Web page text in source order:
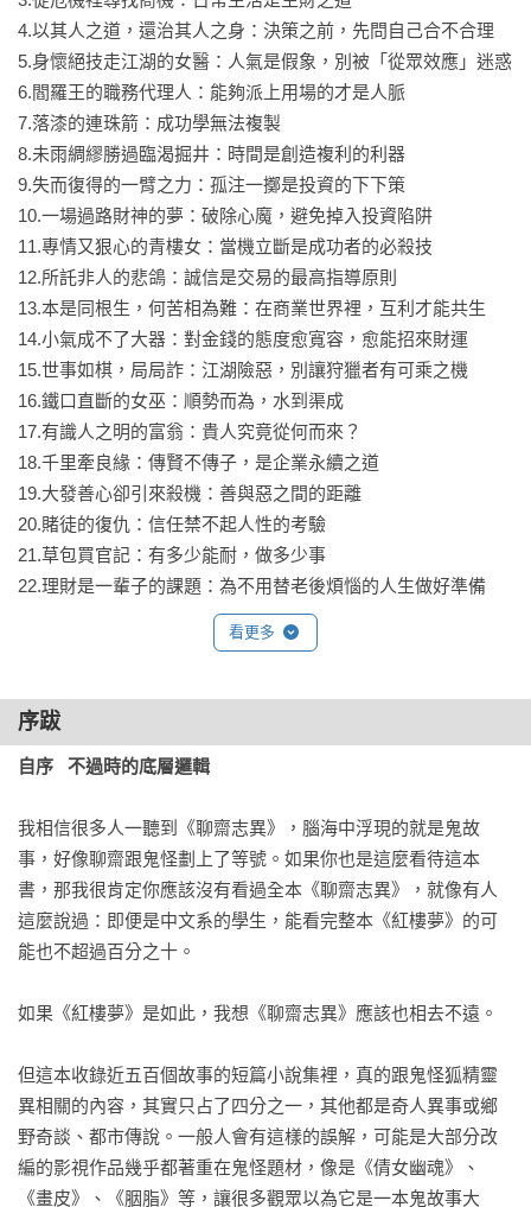
4.以其人之道，還治其人之身：決策之前，先問自己合不合理
5.身懷絕技走江湖的女醫：人氣是假象，別被「從眾效應」迷惑
6.閻羅王的職務代理人：能夠派上用場的才是人脈
7.落漆的連珠箭：成功學無法複製
8.未雨綢繆勝過臨渴掘井：時間是創造複利的利器
9.失而復得的一臂之力：孤注一擲是投資的下下策
10.一場過路財神的夢：破除心魔，避免掉入投資陷阱
11.專情又狠心的青樓女：當機立斷是成功者的必殺技
12.所託非人的悲鴿：誠信是交易的最高指導原則
13.本是同根生，何苦相為難：在商業世界裡，互利才能共生
14.小氣成不了大器：對金錢的態度愈寬容，愈能招來財運
15.世事如棋，局局詐：江湖險惡，別讓狩獵者有可乘之機
16.鐵口直斷的女巫：順勢而為，水到渠成
17.有識人之明的富翁：貴人究竟從何而來？
18.千里牽良緣：傳賢不傳子，是企業永續之道
19.大發善心卻引來殺機：善與惡之間的距離
20.賭徒的復仇：信任禁不起人性的考驗
21.草包買官記：有多少能耐，做多少事
22.理財是一輩子的課題：為不用替老後煩惱的人生做好準備
看更多
序跋
自序   不過時的底層邏輯
我相信很多人一聽到《聊齋志異》，腦海中浮現的就是鬼故
事，好像聊齋跟鬼怪劃上了等號。如果你也是這麼看待這本
書，那我很肯定你應該沒有看過全本《聊齋志異》，就像有人
這麼說過：即便是中文系的學生，能看完整本《紅樓夢》的可
能也不超過百分之十。
如果《紅樓夢》是如此，我想《聊齋志異》應該也相去不遠。
但這本收錄近五百個故事的短篇小說集裡，真的跟鬼怪狐精靈
異相關的內容，其實只占了四分之一，其他都是奇人異事或鄉
野奇談、都市傳說。一般人會有這樣的誤解，可能是大部分改
編的影視作品幾乎都著重在鬼怪題材，像是《倩女幽魂》、
《畫皮》、《胭脂》等，讓很多觀眾以為它是一本鬼故事大